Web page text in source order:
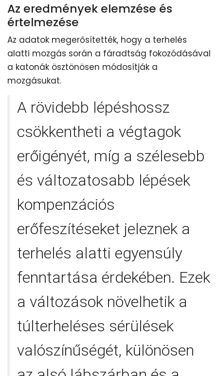
Az eredmények elemzése és
értelmezése
Az adatok megerősítették, hogy a terhelés
alatti mozgás során a fáradtság fokozódásával
a katonák ösztönösen módosítják a
mozgásukat.
A rövidebb lépéshossz
csökkentheti a végtagok
erőigényét, míg a szélesebb
és változatosabb lépések
kompenzációs
erőfeszítéseket jeleznek a
terhelés alatti egyensúly
fenntartása érdekében. Ezek
a változások növelhetik a
túlterheléses sérülések
valószínűségét, különösen